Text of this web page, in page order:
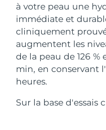
à votre peau une
immédiate et
cliniquement
augmentent les
de la peau de 126 %
min, en conservant
heures.
Sur la base d'essais
FOREO APP
À PROPROS
Kazakhstan
Koweït
Lettonie
Liban
Lituanie